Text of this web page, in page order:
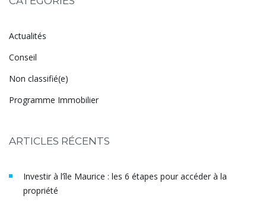
Actualités
Conseil
Non classifié(e)
Programme Immobilier
ARTICLES RÉCENTS
Investir à l’île Maurice : les 6 étapes pour accéder à la
propriété